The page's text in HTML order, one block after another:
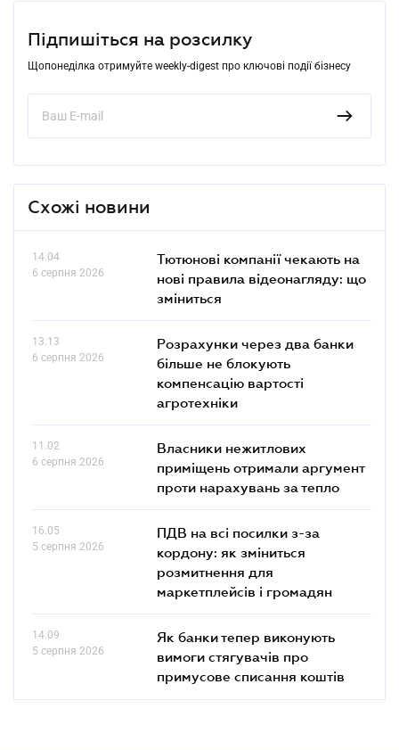
Підпишіться на розсилку
Щопонеділка отримуйте weekly-digest про ключові події бізнесу
Схожі новини
14.04
6 серпня 2026
Тютюнові компанії чекають на
нові правила відеонагляду: що
зміниться
13.13
6 серпня 2026
Розрахунки через два банки
більше не блокують
компенсацію вартості
агротехніки
11.02
6 серпня 2026
Власники нежитлових
приміщень отримали аргумент
проти нарахувань за тепло
16.05
5 серпня 2026
ПДВ на всі посилки з-за
кордону: як зміниться
розмитнення для
маркетплейсів і громадян
14.09
5 серпня 2026
Як банки тепер виконують
вимоги стягувачів про
примусове списання коштів